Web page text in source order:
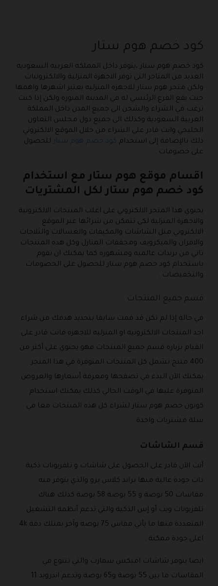
كود خصم هوم ستار
كود خصم هوم ستار ،يتوفر داخل المملكه العربيه السعوديه
العديد من المتاجر التي توفر الاجهزة المنزلية والالكترونيات
ولكن متجر هوم ستار للاجهزه المنزليه يعتبر اشهرها واهمها
حيث يقع الفرع الرئيسي له في المدينه المنوره ولكن إذا كنت
ترغب في الشراء والشحن الى جميع المدن داخل المملكة
العربية السعودية وكذلك الى جميع دول مجلس التعاون
الخليجي وانت قادر على الشراء من خلال الموقع الالكتروني
ذلك بالإضافة إلى استخدام كود خصم هوم ستار للحصول
على خصومات .
اقسام موقع هوم ستار مع استخدام
كود خصم هوم ستار لكل المشتريات
يحتوي هذا المتجر الالكتروني على اغلب المنتجات الالكترونية
والاجهزة المنزلية لكي تتمكن من شرائها عبر الموقع
الالكتروني مثل الشاشات والمكيفات والغسالات والثلاجات
والافران والميكرويف ومجففات المنازل وكل هذه المنتجات
تاتي من برندات عالميه ومشهوره كما يمكنك ان تقوم
باستخدام كود خصم هوم ستار للحصول على الخصومات
والتخفيضات .
قسم جميع المنتجات
في حالة إذا لم تكن قد قمت سابقا بتحديد هدفك من شراء
احد المنتجات الالكترونيه او المنزليه للاجهزه فانت قادر على
القيام بزياره قسم جميع المنتجات فهو يحتوي على أكثر من
400 منتج تشمل كل المنتجات المتوفرة في هذا المتجر
يمكنك الآن البدء في تصفحها ومعرفة أسعارها والعروض
المتوفرة عليها في الوقت الحالي كذلك يمكنك استخدام
كوبون خصم هوم ستار لشراء كل هذه المنتجات معا في
سلة مشتريات واحدة .
قسم الشاشات
أنت الآن قادر على الحصول على شاشات و تلفزيونات ذكية
ذات جودة عالية منها براند كلاس برو والذي يتوفر منه
مقاسات 50 بوصة و 55 بوصة 58 بوصة كذلك هناك
تلفزيونات ويب أو إس الذكية والتي تدعم أنظمة التشغيل
المتعددة منها ما يأتي مقاس 75 بوصه وآخر يمتلك دقة 4k
اعلى جودة ممكنة .
ايضا يتوفر شاشات امبكس سمارت والتي تتنوع في
المقاسات ما بين 55 بوصة و65 بوصة وتدعم اندرويد 11